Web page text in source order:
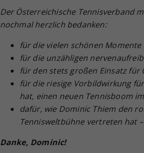
Der Österreichische Tennisverband
nochmal herzlich bedanken:
für die vielen schönen Momente
für die unzähligen
für den stets großen Einsatz für
für die riesige Vorbildwirkung
hat, einen neuen Tennisboom
dafür, wie Dominic Thiem den
Tennisweltbühne vertreten hat
Danke, Dominic!